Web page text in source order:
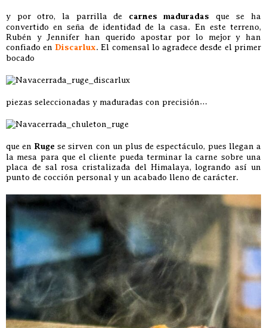
y por otro, la parrilla de carnes maduradas que se ha
convertido en seña de identidad de la casa. En este terreno,
Rubén y Jennifer han querido apostar por lo mejor y han
confiado en Discarlux. El comensal lo agradece desde el primer
bocado
piezas seleccionadas y maduradas con precisión…
que en Ruge se sirven con un plus de espectáculo, pues llegan a
la mesa para que el cliente pueda terminar la carne sobre una
placa de sal rosa cristalizada del Himalaya, logrando así un
punto de cocción personal y un acabado lleno de carácter.